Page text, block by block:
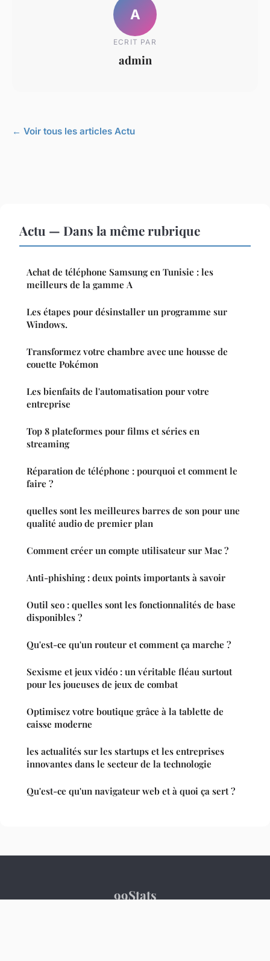
A
ECRIT PAR
admin
← Voir tous les articles Actu
Actu — Dans la même rubrique
Achat de téléphone Samsung en Tunisie : les
meilleurs de la gamme A
Les étapes pour désinstaller un programme sur
Windows.
Transformez votre chambre avec une housse de
couette Pokémon
Les bienfaits de l'automatisation pour votre
entreprise
Top 8 plateformes pour films et séries en
streaming
Réparation de téléphone : pourquoi et comment le
faire ?
quelles sont les meilleures barres de son pour une
qualité audio de premier plan
Comment créer un compte utilisateur sur Mac ?
Anti-phishing : deux points importants à savoir
Outil seo : quelles sont les fonctionnalités de base
disponibles ?
Qu'est-ce qu'un routeur et comment ça marche ?
Sexisme et jeux vidéo : un véritable fléau surtout
pour les joueuses de jeux de combat
Optimisez votre boutique grâce à la tablette de
caisse moderne
les actualités sur les startups et les entreprises
innovantes dans le secteur de la technologie
Qu'est-ce qu'un navigateur web et à quoi ça sert ?
99Stats